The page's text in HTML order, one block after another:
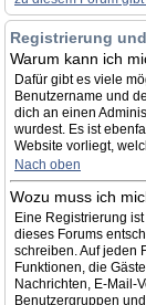
Registrierung
Warum kann ich
Dafür gibt es viele
Benutzername und
dich an einen
wurdest. Es ist
Website vorliegt,
Nach oben
Wozu muss ich
Eine Registrierung
dieses Forums
schreiben. Auf jeden
Funktionen, die
Nachrichten, E-Mail-
Benutzergruppen